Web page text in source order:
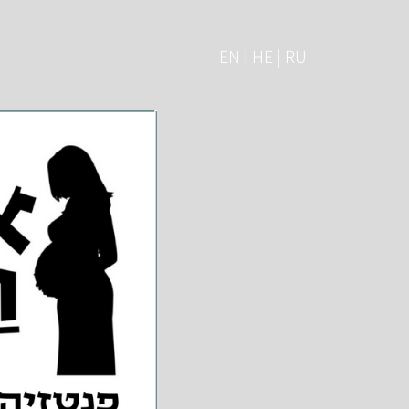
EN | HE | RU